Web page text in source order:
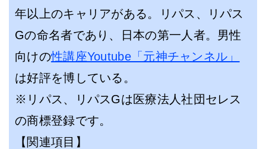
年以上のキャリアがある。リパス、リパス
Gの命名者であり、日本の第一人者。男性
向けの性講座Youtube「元神チャンネル」
は好評を博している。
※リパス、リパスGは医療法人社団セレス
の商標登録です。
【関連項目】